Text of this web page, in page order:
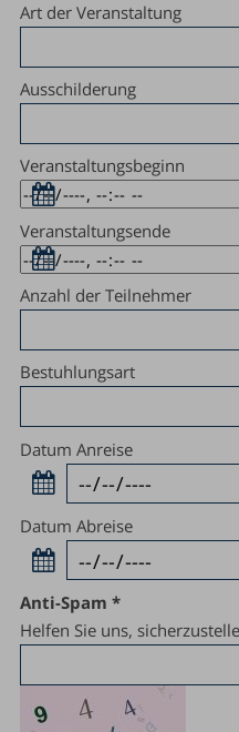
Art der Veranstaltung
Ausschilderung
Veranstaltungsbeginn
Veranstaltungsende
Anzahl der Teilnehmer
Bestuhlungsart
Datum Anreise
Datum Abreise
Anti-Spam
Helfen Sie uns,